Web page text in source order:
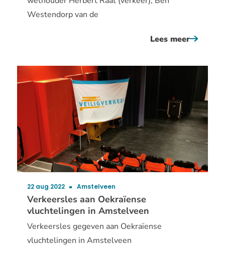
Westendorp van de
Lees meerover
schouw
voor
Verkeersles aan Oekraïense
vluchtelingen in Amstelveen
Publicatiedatum:
22 aug 2022 Amstelveen
Verkeersles gegeven aan Oekraïense
vluchtelingen in Amstelveen